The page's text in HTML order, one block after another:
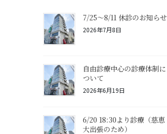
7/25〜8/11 休診のお知らせ
2026年7月8日
自由診療中心の診療体制に
ついて
2026年6月19日
6/20 18:30より診療（慈恵
大出張のため）